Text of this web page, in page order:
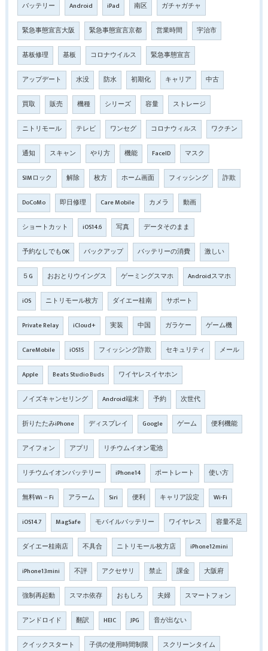
バッテリー Android iPad 南区 ガチャガチャ
緊急事態宣言大阪 緊急事態宣言京都 営業時間 宇治市
基板修理 基板 コロナウイルス 緊急事態宣言
アップデート 水没 防水 初期化 キャリア 中古
買取 販売 機種 シリーズ 容量 ストレージ
ニトリモール テレビ ワンセグ コロナウィルス ワクチン
通知 スキャン やり方 機能 FaceID マスク
SIMロック 解除 枚方 ホーム画面 フィッシング 詐欺
DoCoMo 即日修理 Care Mobile カメラ 動画
ショートカット iOS14.6 写真 データそのまま
予約なしでもOK バックアップ バッテリーの消費 激しい
５G おおとりウイングス ゲーミングスマホ Androidスマホ
iOS ニトリモール枚方 ダイエー桂南 サポート
Private Relay iCloud+ 実装 中国 ガラケー ゲーム機
CareMobile iOS15 フィッシング詐欺 セキュリティ メール
Apple Beats Studio Buds ワイヤレスイヤホン
ノイズキャンセリング Android端末 予約 次世代
折りたたみiPhone ディスプレイ Google ゲーム 便利機能
アイフォン アプリ リチウムイオン電池
リチウムイオンバッテリー iPhone14 ポートレート 使い方
無料Wi－Fi アラーム Siri 便利 キャリア設定 Wi-Fi
iOS14.7 MagSafe モバイルバッテリー ワイヤレス 容量不足
ダイエー桂南店 不具合 ニトリモール枚方店 iPhone12mini
iPhone13mini 不評 アクセサリ 禁止 課金 大阪府
強制再起動 スマホ依存 おもしろ 夫婦 スマートフォン
アンドロイド 翻訳 HEIC JPG 音が出ない
クイックスタート 子供の使用時間制限 スクリーンタイム